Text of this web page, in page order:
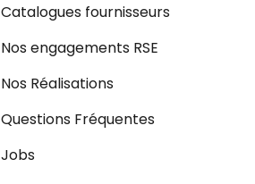
Catalogues fournisseurs
Nos engagements RSE
Nos Réalisations
Questions Fréquentes
Jobs